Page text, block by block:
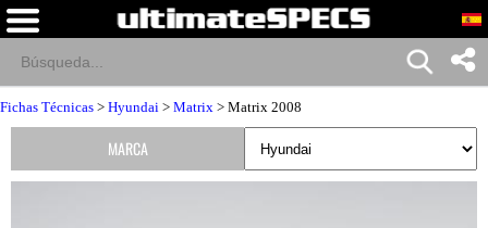
Fichas Técnicas > Hyundai > Matrix > Matrix 2008
MARCA